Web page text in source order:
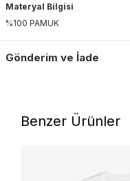
Materyal Bilgisi
%100 PAMUK
Gönderim ve İade
Benzer Ürünler